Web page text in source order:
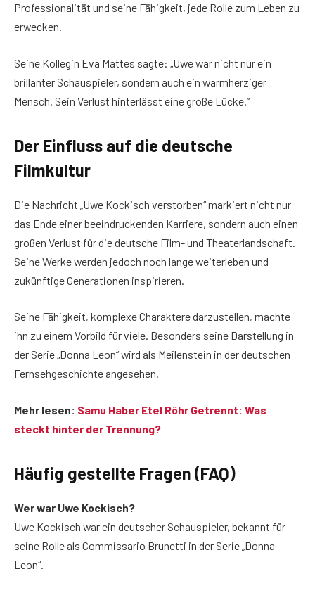
Professionalität und seine Fähigkeit, jede Rolle zum Leben zu
erwecken.
Seine Kollegin Eva Mattes sagte: „Uwe war nicht nur ein
brillanter Schauspieler, sondern auch ein warmherziger
Mensch. Sein Verlust hinterlässt eine große Lücke.“
Der Einfluss auf die deutsche
Filmkultur
Die Nachricht „Uwe Kockisch verstorben“ markiert nicht nur
das Ende einer beeindruckenden Karriere, sondern auch einen
großen Verlust für die deutsche Film- und Theaterlandschaft.
Seine Werke werden jedoch noch lange weiterleben und
zukünftige Generationen inspirieren.
Seine Fähigkeit, komplexe Charaktere darzustellen, machte
ihn zu einem Vorbild für viele. Besonders seine Darstellung in
der Serie „Donna Leon“ wird als Meilenstein in der deutschen
Fernsehgeschichte angesehen.
Mehr lesen: Samu Haber Etel Röhr Getrennt: Was
steckt hinter der Trennung?
Häufig gestellte Fragen (FAQ)
Wer war Uwe Kockisch?
Uwe Kockisch war ein deutscher Schauspieler, bekannt für
seine Rolle als Commissario Brunetti in der Serie „Donna
Leon“.